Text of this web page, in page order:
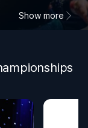
Show more